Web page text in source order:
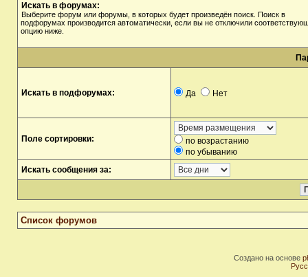
Искать в форумах:
Выберите форум или форумы, в которых будет произведён поиск. Поиск в
подфорумах производится автоматически, если вы не отключили
опцию ниже.
Искать в подфорумах: Да Нет
Поле сортировки:
по возрастанию
по убыванию
Искать сообщения за:
Список форумов
Создано на основе